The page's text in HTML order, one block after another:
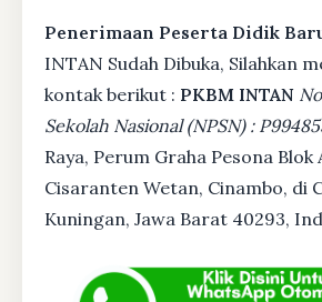
Penerimaan Peserta Didik
INTAN Sudah Dibuka, Silahkan
kontak berikut : PKBM INTAN
Sekolah Nasional (NPSN) :
Raya, Perum Graha Pesona Blok
Cisaranten Wetan, Cinambo, di
Kuningan, Jawa Barat 40293,